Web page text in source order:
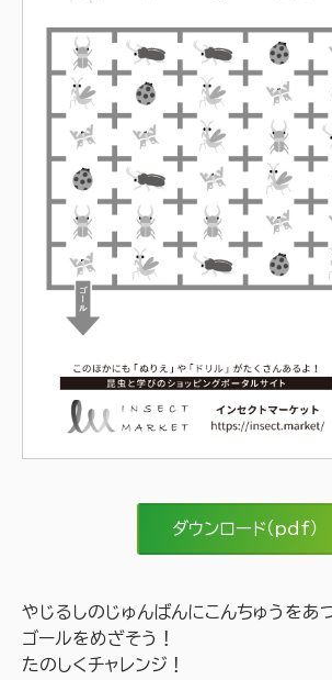
ダウンロード（pdf）
やじるしのじゅんばんにこんちゅうをあ
ゴールをめざそう！
たのしくチャレンジ！